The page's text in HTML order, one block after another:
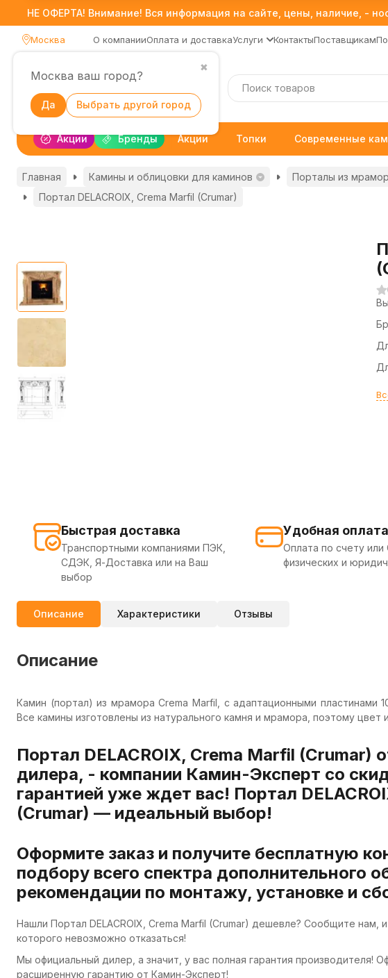
НЕ ОФЕРТА! Внимание! Вся информация на сайте, цены, наличие, -
Москва
✖
Москва ваш город?
Да Выбрать другой город
О компанииОплата и доставкаУслуги КонтактыПоставщикам
Акции Бренды Акции Топки Современные
Главная Камины и облицовки для каминов
Порталы из
Портал DELACROIX, Crema Marfil (Crumar)
Быстрая доставка
Транспортными компаниями ПЭК,
СДЭК, Я-Доставка или на Ваш
выбор
Удобная оплата
Оплата по счету или
физических и
Описание Характеристики Отзывы
Описание
Камин (портал) из мрамора Crema Marfil, с адаптационными пластинами
Все камины изготовлены из натурального камня и мрамора, поэтому цвет
Портал DELACROIX, Crema Marfil (Crumar)
дилера, - компании Камин-Эксперт со
гарантией уже ждет вас! Портал
(Crumar) — идеальный выбор!
Оформите заказ и получите бесплатную
подбору всего спектра дополнительного
рекомендации по монтажу, установке и
Нашли Портал DELACROIX, Crema Marfil (Crumar) дешевле? Сообщите
которого невозможно отказаться!
Мы официальный дилер, а значит, у вас полная гарантия производителя!
расширенную гарантию от Камин-Эксперт!